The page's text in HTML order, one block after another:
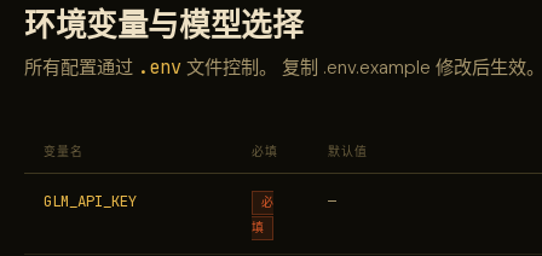
环境变量与模型选择
所有配置通过 .env 文件控制。 复制 .env.example 修改后生效
变量名 必填 默认值
GLM_API_KEY
必
填
—